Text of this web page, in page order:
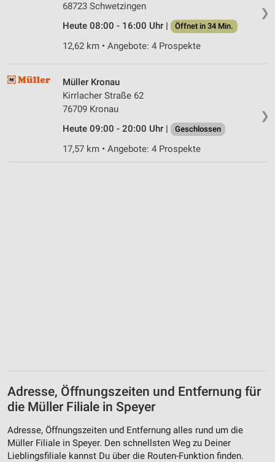
❯
68723 Schwetzingen
Heute 08:00 - 16:00 Uhr |
Öffnet in 34 Min.
12,62 km • Angebote: 4 Prospekte
❯
Müller Kronau
Kirrlacher Straße 62
76709 Kronau
Heute 09:00 - 20:00 Uhr |
Geschlossen
17,57 km • Angebote: 4 Prospekte
Adresse, Öffnungszeiten und Entfernung für
die Müller Filiale in Speyer
Adresse, Öffnungszeiten und Entfernung alles rund um die
Müller Filiale in Speyer. Den schnellsten Weg zu Deiner
Lieblingsfiliale kannst Du über die Routen-Funktion finden.